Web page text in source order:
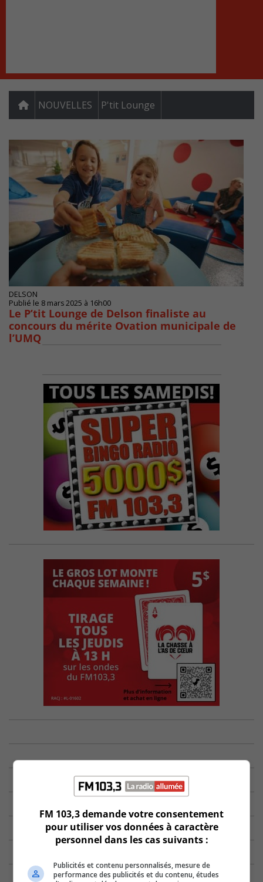
NOUVELLES P'tit Lounge
DELSON
Publié le 8 mars 2025 à 16h00
Le P’tit Lounge de Delson finaliste au
concours du mérite Ovation municipale de
l’UMQ
FM 103,3 demande votre consentement
pour utiliser vos données à caractère
personnel dans les cas suivants :
Publicités et contenu personnalisés, mesure de
performance des publicités et du contenu, études